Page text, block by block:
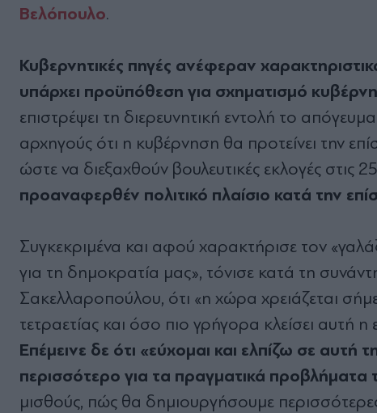
Βελόπουλο.
Κυβερνητικές πηγές ανέφεραν
υπάρχει προϋπόθεση για σχηματισμό
επιστρέψει τη διερευνητική εντολή το
αρχηγούς ότι η κυβέρνηση θα προτείνει την
ώστε να διεξαχθούν βουλευτικές εκλογές στις
προαναφερθέν πολιτικό πλαίσιο κατά την
Συγκεκριμένα και αφού χαρακτήρισε τον
για τη δημοκρατία μας», τόνισε κατά τη
Σακελλαροπούλου, ότι «η χώρα χρειάζεται
τετραετίας και όσο πιο γρήγορα κλείσει αυτή
Επέμεινε δε ότι «εύχομαι και ελπίζω σε
περισσότερο για τα πραγματικά προβλήματα
μισθούς, πώς θα δημιουργήσουμε